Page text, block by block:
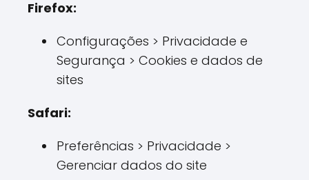
Firefox:
Configurações > Privacidade e
Segurança > Cookies e dados de
sites
Safari:
Preferências > Privacidade >
Gerenciar dados do site